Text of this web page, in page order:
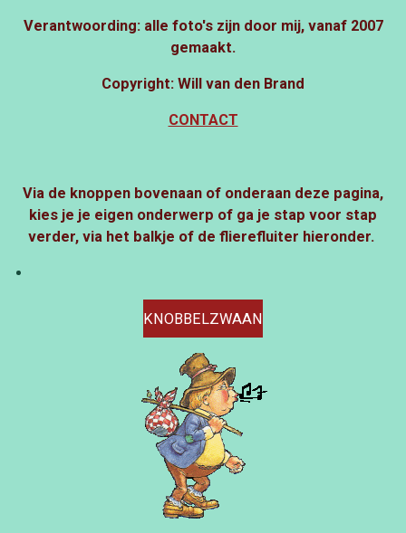
Verantwoording: alle foto's zijn door mij, vanaf 2007
gemaakt.
Copyright: Will van den Brand
CONTACT
Via de knoppen bovenaan of onderaan deze pagina,
kies je je eigen onderwerp of ga je stap voor stap
verder, via het balkje of de flierefluiter hieronder.
KNOBBELZWAAN